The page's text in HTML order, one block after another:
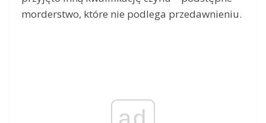
morderstwo, które nie podlega przedawnieniu.